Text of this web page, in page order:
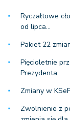
Ryczałtowe
od lipca…
Pakiet 22
Pięcioletnie
Prezydenta
Zmiany w
Zwolnienie z